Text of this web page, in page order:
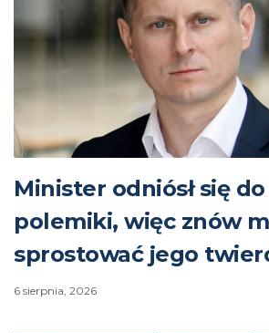
Minister odniósł się
polemiki, więc znów
sprostować jego
6 sierpnia, 2026